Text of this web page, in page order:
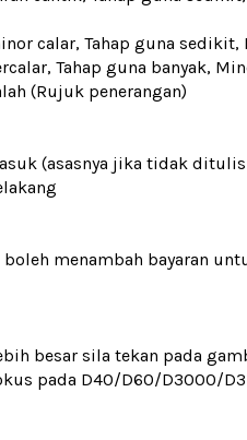
calar, Tahap guna
Tahap guna banyak,
(Rujuk penerangan)
(asasnya jika tidak
menambah bayaran
besar sila tekan pada
pada D40/D60/D3000/